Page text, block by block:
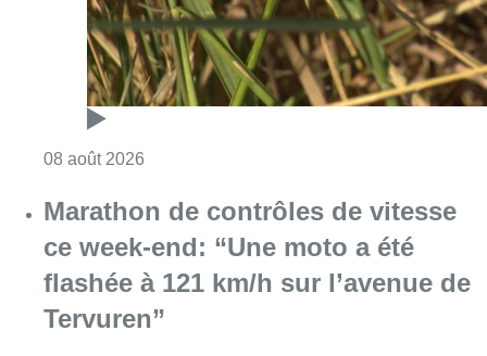
08 août 2026
Marathon de contrôles de vitesse
ce week-end: “Une moto a été
flashée à 121 km/h sur l’avenue de
Tervuren”